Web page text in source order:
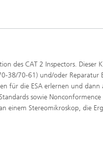
des CAT 2 Inspectors. Dieser
38/70-61) und/oder Reparatur
für die ESA erlernen und dann
sowie Nonconformence
einem Stereomikroskop, die